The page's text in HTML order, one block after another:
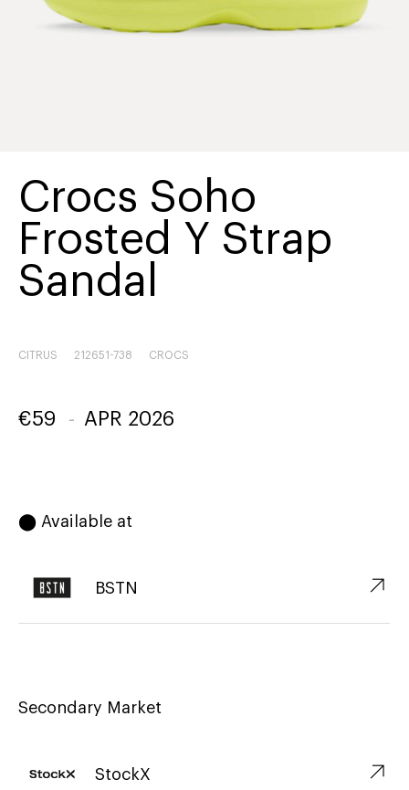
Crocs Soho
Frosted Y Strap
Sandal
CITRUS 212651-738 CROCS
€59 - APR 2026
⬤ Available at
BSTN ↗︎
Secondary Market
StockX ↗︎